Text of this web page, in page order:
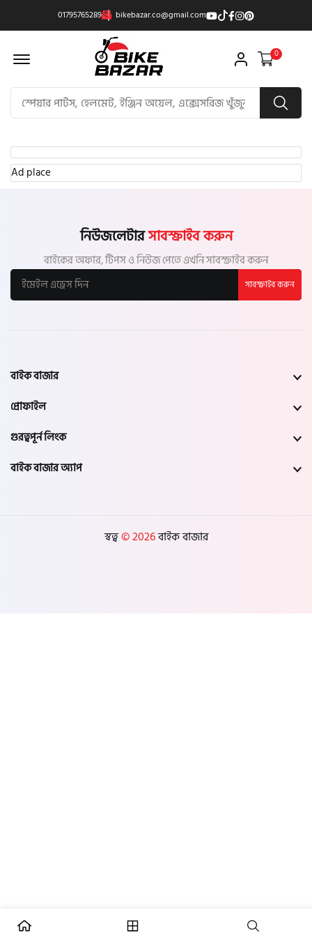
01795765289 bikebazar.co@gmail.com
Offcanvas Menu Open 0
Ad place
নিউজলেটারসাবস্ক্রাইব করুন
বাইকের অফার, টিপস ও নিউজ পেতে এখনি সাবস্ক্রাইব করুন
সাবস্ক্রাইব করুন
বাইক বাজার
প্রোফাইল
গুরত্বপূর্ন লিংক
বাইক বাজার অ্যাপ
স্বত্ব© 2026বাইক বাজার